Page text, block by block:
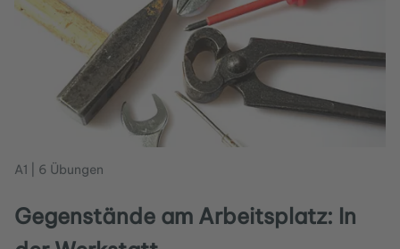
A1 | 6 Übungen
Gegenstände am Arbeitsplatz: In